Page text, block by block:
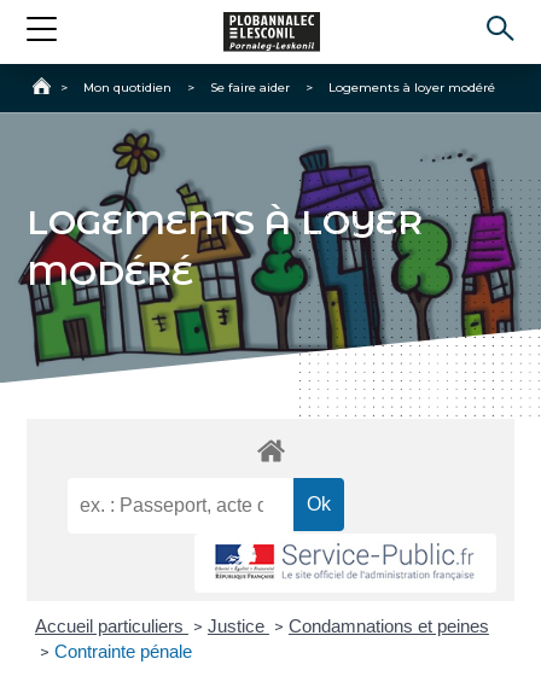
Accueil
> Mon quotidien > Se faire aider > Logements à loyer modéré
LOGEMENTS À LOYER
MODÉRÉ
Accueil particuliers > Justice > Condamnations et peines
> Contrainte pénale